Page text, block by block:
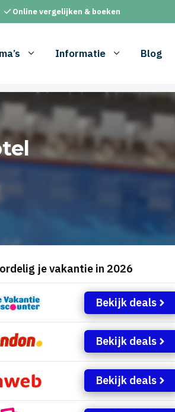
Online vergelijken & boeken
Informatie Blog
je vakantie in 2026
Bekijk deals
Bekijk deals
Bekijk deals